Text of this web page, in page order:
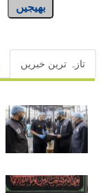
بھیجیں
تازہ ترین خبریں